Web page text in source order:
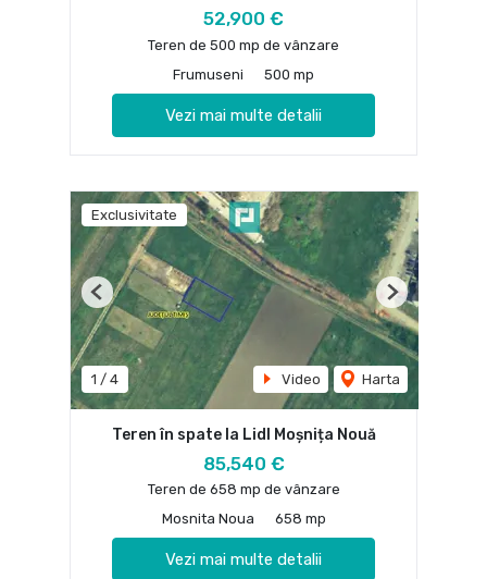
52,900 €
Teren de 500 mp de vânzare
Frumuseni
500 mp
Vezi mai multe detalii
Exclusivitate
1 / 4 Video Harta
Previous Next
Teren în spate la Lidl Moșnița Nouă
85,540 €
Teren de 658 mp de vânzare
Mosnita Noua
658 mp
Vezi mai multe detalii